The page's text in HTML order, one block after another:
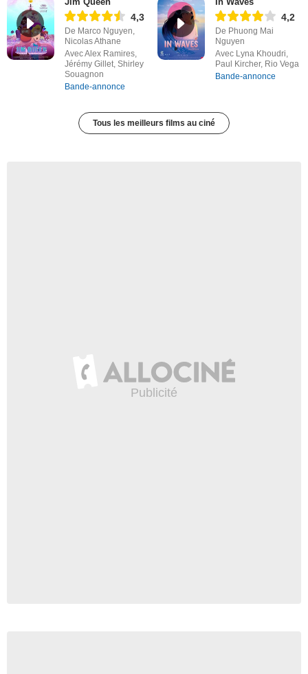
4,3
De Marco Nguyen,
Nicolas Athane
Avec Alex Ramires,
Jérémy Gillet, Shirley
Souagnon
Bande-annonce
4,2
De Phuong Mai
Nguyen
Avec Lyna Khoudri,
Paul Kircher, Rio Vega
Bande-annonce
Tous les meilleurs films au ciné